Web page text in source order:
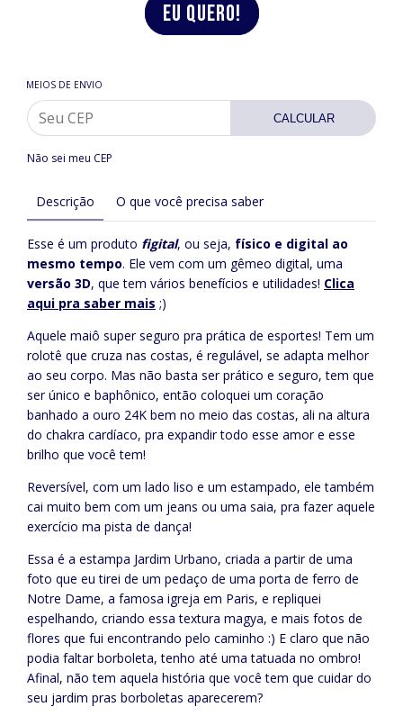
MEIOS DE ENVIO
CALCULAR
Não sei meu CEP
Descrição O que você precisa saber
Esse é um produto figital, ou seja, físico e digital ao
mesmo tempo. Ele vem com um gêmeo digital, uma
versão 3D, que tem vários benefícios e utilidades! Clica
aqui pra saber mais ;)
Aquele maiô super seguro pra prática de esportes! Tem um
rolotê que cruza nas costas, é regulável, se adapta melhor
ao seu corpo. Mas não basta ser prático e seguro, tem que
ser único e baphônico, então coloquei um coração
banhado a ouro 24K bem no meio das costas, ali na altura
do chakra cardíaco, pra expandir todo esse amor e esse
brilho que você tem!
Reversível, com um lado liso e um estampado, ele também
cai muito bem com um jeans ou uma saia, pra fazer aquele
exercício ma pista de dança!
Essa é a estampa Jardim Urbano, criada a partir de uma
foto que eu tirei de um pedaço de uma porta de ferro de
Notre Dame, a famosa igreja em Paris, e repliquei
espelhando, criando essa textura magya, e mais fotos de
flores que fui encontrando pelo caminho :) E claro que não
podia faltar borboleta, tenho até uma tatuada no ombro!
Afinal, não tem aquela história que você tem que cuidar do
seu jardim pras borboletas aparecerem?